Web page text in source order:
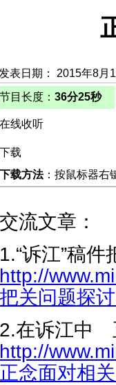
发表日期： 2015年8月
节目长度： 36分25秒
在线收听
下载
下载方法：按鼠标器右
交流文章：
1.“诉江”稿
http://
把关问题探
2.在诉江中
http://
正念面对相